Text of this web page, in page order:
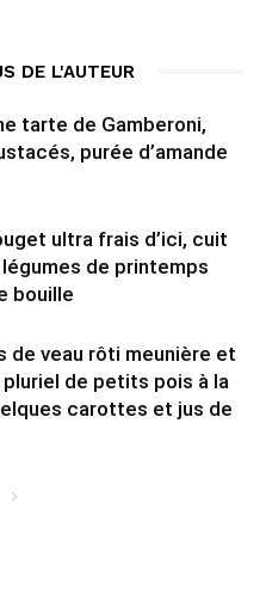
DE L'AUTEUR
tarte de Gamberoni,
purée d’amande
ultra frais d’ici, cuit
de printemps
bouille
de veau rôti meunière et
pluriel de petits pois à la
carottes et jus de